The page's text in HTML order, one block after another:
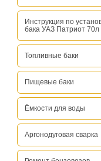
Инструкция по
бака УАЗ Патриот 70л
Топливные баки
Пищевые баки
Ёмкости для воды
Аргонодуговая сварка